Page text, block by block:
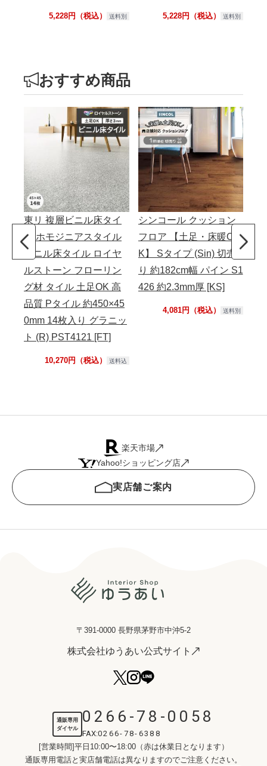
5,228円（税込） 送料別 5,228円（税込） 送料別
おすすめ商品
東リ 複層ビニル床タイ
ル ホモジニアスタイル
ビニル床タイル ロイヤ
ルストーン フローリン
グ材 タイル 土足OK 高
品質 Pタイル 約450×45
0mm 14枚入り グラニッ
ト (R) PST4121 [FT]
10,270円（税込） 送料込
シンコール クッション
フロア 【土足・床暖O
K】 Sタイプ (Sin) 切売
り 約182cm幅 パイン S1
426 約2.3mm厚 [KS]
4,081円（税込） 送料別
楽天市場
Yahoo!ショッピング店
実店舗ご案内
〒391-0000 長野県茅野市中沖5-2
株式会社ゆうあい公式サイト
通販専用
ダイヤル
0266-78-0058
FAX:0266-78-6388
[営業時間]平日10:00〜18:00（赤は休業日となります）
通販専用電話と実店舗電話は異なりますのでご注意ください。